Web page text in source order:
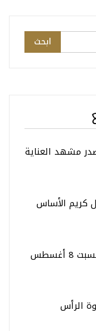
مشهد العناية
كريم الأساس
توقعـات الأبراج اليوم السبت 8 أغسطس
الرأس